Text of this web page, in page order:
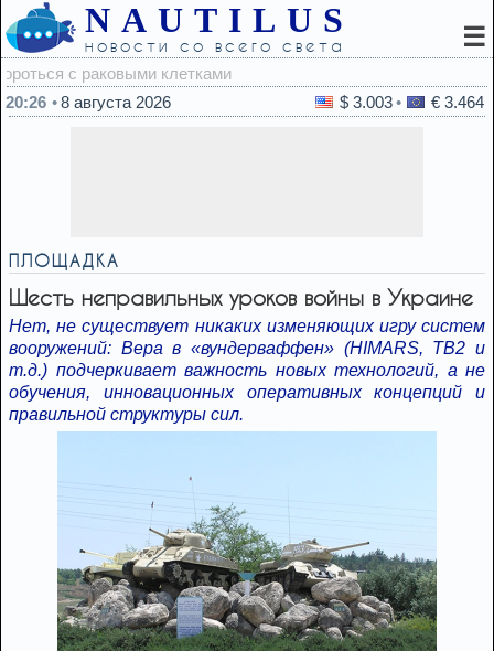
NAUTILUS
новости со всего света ☰
20:26
8 августа 2026 $ 3.003 € 3.464
ПЛОЩАДКА
Шесть неправильных уроков войны в Украине
Нет, не существует никаких изменяющих игру систем
вооружений: Вера в «вундерваффен» (HIMARS, TB2 и
т.д.) подчеркивает важность новых технологий, а не
обучения, инновационных оперативных концепций и
правильной структуры сил.